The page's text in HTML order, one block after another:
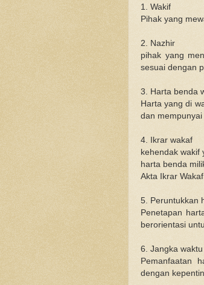
1. Wakif
Pihak yang
2. Nazhir
pihak yang
sesuai dengan
3. Harta benda
Harta yang di
dan
4. Ikrar wakaf
kehendak wakif
harta benda
Akta Ikrar
5. Peruntukkan
Penetapan
berorientasi
6. Jangka
Pemanfaatan
dengan